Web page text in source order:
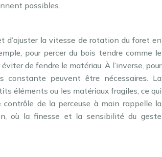
possibles.
d’ajuster la vitesse de rotation du foret en
pour percer du bois tendre comme le
de fendre le matériau. À l’inverse, pour
constante peuvent être nécessaires. La
éléments ou les matériaux fragiles, ce qui
de la perceuse à main rappelle la
où la finesse et la sensibilité du geste